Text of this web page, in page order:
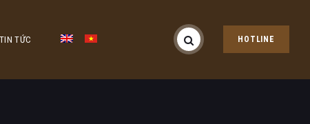
TIN TỨC HOTLINE